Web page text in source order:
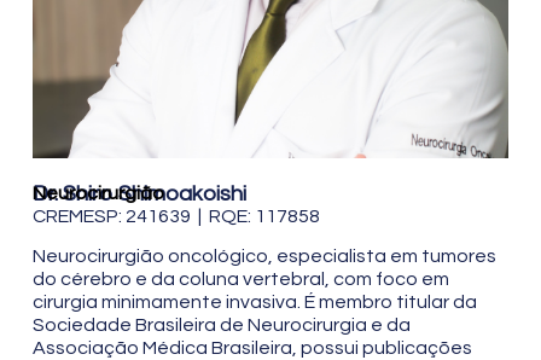
Dr. Shiro Shimoakoishi
Neurocirurgião
CREMESP: 241639 | RQE: 117858
Neurocirurgião oncológico, especialista em tumores
do cérebro e da coluna vertebral, com foco em
cirurgia minimamente invasiva. É membro titular da
Sociedade Brasileira de Neurocirurgia e da
Associação Médica Brasileira, possui publicações